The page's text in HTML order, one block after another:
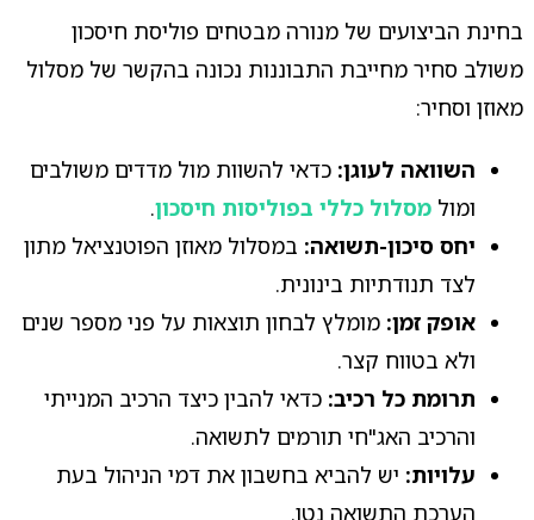
בחינת הביצועים של מנורה מבטחים פוליסת חיסכון
משולב סחיר מחייבת התבוננות נכונה בהקשר של מסלול
מאוזן וסחיר:
השוואה לעוגן: כדאי להשוות מול מדדים משולבים
ומול מסלול כללי בפוליסות חיסכון.
יחס סיכון-תשואה: במסלול מאוזן הפוטנציאל מתון
לצד תנודתיות בינונית.
אופק זמן: מומלץ לבחון תוצאות על פני מספר שנים
ולא בטווח קצר.
תרומת כל רכיב: כדאי להבין כיצד הרכיב המנייתי
והרכיב האג"חי תורמים לתשואה.
עלויות: יש להביא בחשבון את דמי הניהול בעת
הערכת התשואה נטו.